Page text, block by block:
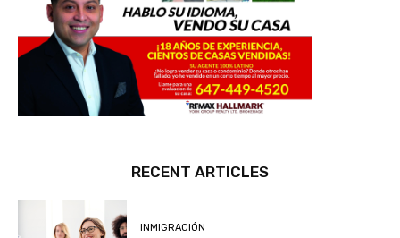
RECENT ARTICLES
INMIGRACIÓN